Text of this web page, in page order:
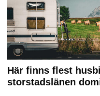
Här finns flest
storstadslänen